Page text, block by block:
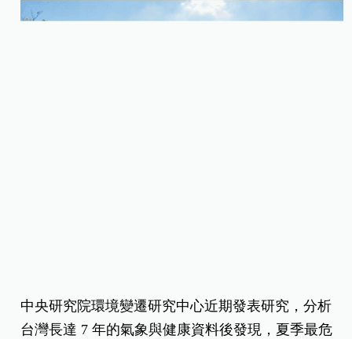
中央研究院環境變遷研究中心近期發表研究，分析
台灣長達 7 年的氣象與健康資料後發現，夏季最危